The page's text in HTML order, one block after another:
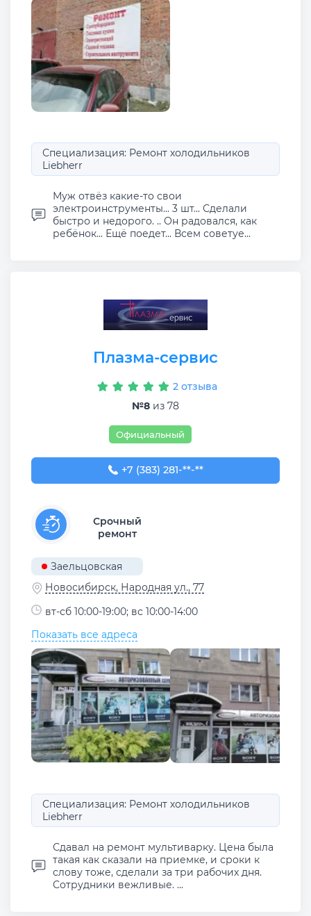
Специализация: Ремонт холодильников
Liebherr
Муж отвёз какие-то свои
электроинструменты... 3 шт... Сделали
быстро и недорого. .. Он радовался, как
ребёнок... Ещё поедет... Всем советуе...
Плазма-сервис
2 отзыва
№8 из 78
Официальный
+7 (383) 281-10-50
+7 (383) 281-**-**
Срочный
ремонт
Заельцовская
Новосибирск, Народная ул., 77
вт-сб 10:00-19:00; вс 10:00-14:00
Показать все адреса
Специализация: Ремонт холодильников
Liebherr
Сдавал на ремонт мультиварку. Цена была
такая как сказали на приемке, и сроки к
слову тоже, сделали за три рабочих дня.
Сотрудники вежливые. ...